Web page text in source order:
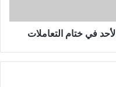
في ختام التعاملات